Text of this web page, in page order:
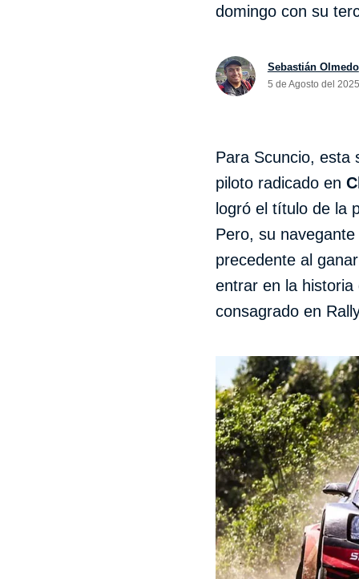
domingo con su
Sebastián Olmedo
5 de Agosto del
Para Scuncio, esta
piloto radicado en
logró el título de la
Pero, su navegante
precedente al
entrar en la historia
consagrado en